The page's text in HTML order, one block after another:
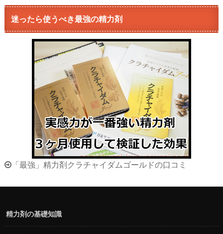
迷ったら使うべき最強の精力剤
「最強」精力剤クラチャイダムゴールドの口コミ
精力剤の基礎知識